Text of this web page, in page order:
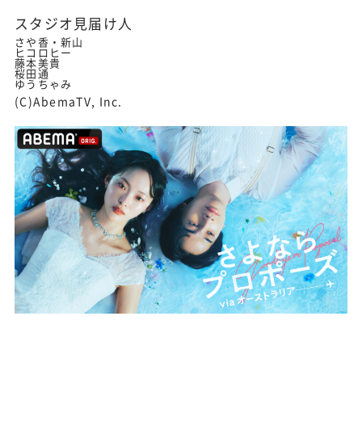
スタジオ見届け人
さや香・新山
ヒコロヒー
藤本美貴
桜田通
ゆうちゃみ
(C)AbemaTV, Inc.